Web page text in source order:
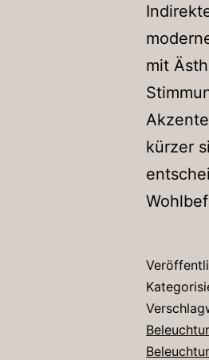
mit
kürzer